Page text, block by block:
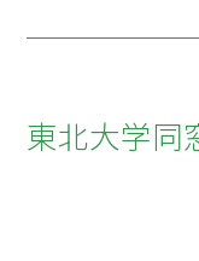
東北大学同